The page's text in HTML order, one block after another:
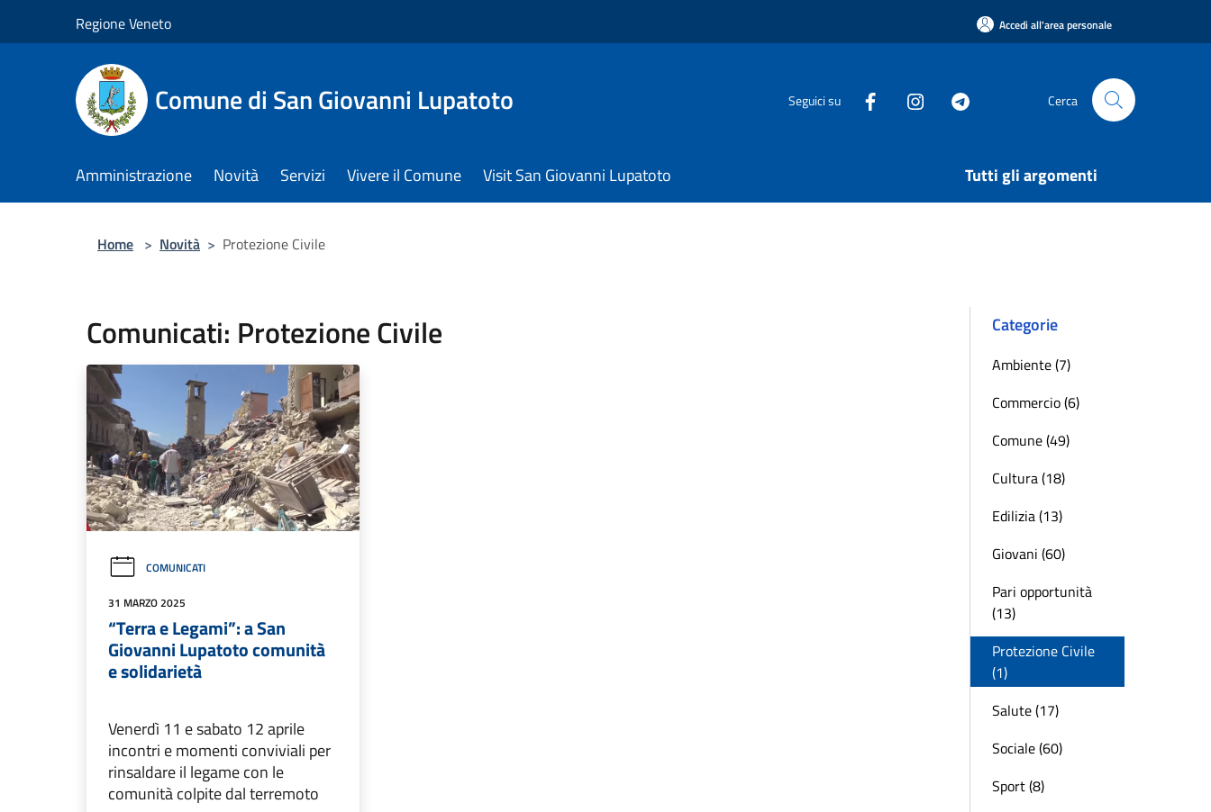
Regione Veneto Accedi all'area personale
Comune di San Giovanni Lupatoto Seguici su Cerca
Amministrazione Novità Servizi Vivere il Comune Visit San Giovanni Lupatoto Tutti gli argomenti
Home > Novità > Protezione Civile
Comunicati: Protezione Civile
COMUNICATI
31 MARZO 2025
“Terra e Legami”: a San
Giovanni Lupatoto comunità
e solidarietà
Venerdì 11 e sabato 12 aprile
incontri e momenti conviviali per
rinsaldare il legame con le
comunità colpite dal terremoto
Categorie
Ambiente (7)
Commercio (6)
Comune (49)
Cultura (18)
Edilizia (13)
Giovani (60)
Pari opportunità
(13)
Protezione Civile
(1)
Salute (17)
Sociale (60)
Sport (8)